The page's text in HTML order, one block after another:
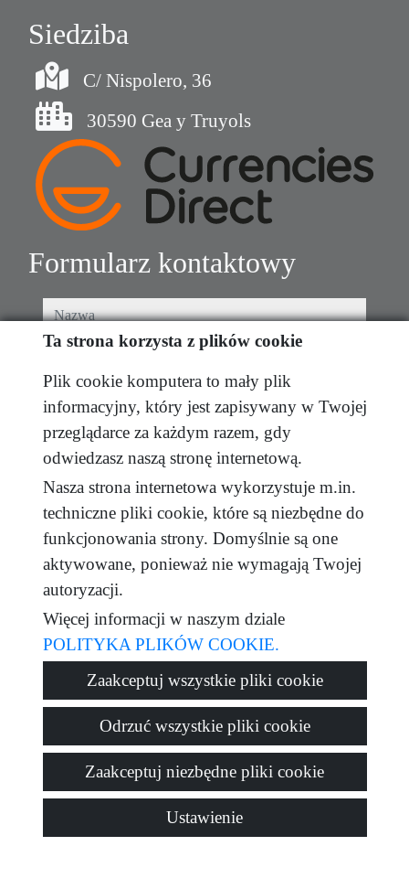
Siedziba
C/ Nispolero, 36
30590 Gea y Truyols
Formularz kontaktowy
nazwa
e-mail
Przeczytałem i akceptuję warunki użytkowania i
wiadomość
Captcha
Ta strona korzysta z plików cookie
Plik cookie komputera to mały plik
informacyjny, który jest zapisywany w Twojej
przeglądarce za każdym razem, gdy
odwiedzasz naszą stronę internetową.
Nasza strona internetowa wykorzystuje m.in.
techniczne pliki cookie, które są niezbędne do
funkcjonowania strony. Domyślnie są one
aktywowane, ponieważ nie wymagają Twojej
autoryzacji.
Więcej informacji w naszym dziale
POLITYKA PLIKÓW COOKIE.
Zaakceptuj wszystkie pliki cookie
Odrzuć wszystkie pliki cookie
Zaakceptuj niezbędne pliki cookie
Ustawienie